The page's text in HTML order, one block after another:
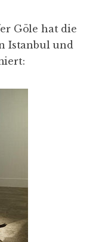
Göle hat die
Istanbul und